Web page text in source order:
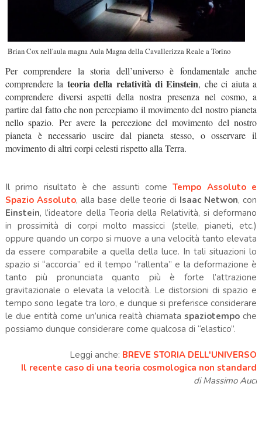
Brian Cox nell'aula magna Aula Magna della Cavallerizza Reale a Torino
Per comprendere la storia dell’universo è fondamentale anche
comprendere la teoria della relatività di Einstein, che ci aiuta a
comprendere diversi aspetti della nostra presenza nel cosmo, a
partire dal fatto che non percepiamo il movimento del nostro pianeta
nello spazio. Per avere la percezione del movimento del nostro
pianeta è necessario uscire dal pianeta stesso, o osservare il
movimento di altri corpi celesti rispetto alla Terra.
Il primo risultato è che assunti come Tempo Assoluto e
Spazio Assoluto, alla base delle teorie di Isaac Netwon, con
Einstein, l’ideatore della Teoria della Relatività, si deformano
in prossimità di corpi molto massicci (stelle, pianeti, etc.)
oppure quando un corpo si muove a una velocità tanto elevata
da essere comparabile a quella della luce. In tali situazioni lo
spazio si “accorcia” ed il tempo “rallenta” e la deformazione è
tanto più pronunciata quanto più è forte l’attrazione
gravitazionale o elevata la velocità. Le distorsioni di spazio e
tempo sono legate tra loro, e dunque si preferisce considerare
le due entità come un’unica realtà chiamataspaziotempo che
possiamo dunque considerare come qualcosa di “elastico”.
Leggi anche: BREVE STORIA DELL'UNIVERSO
Il recente caso di una teoria cosmologica non standard
di Massimo Auci